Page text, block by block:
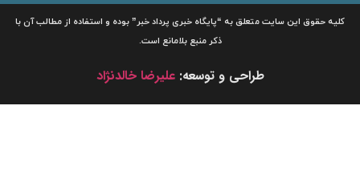
کلیه حقوق این سایت متعلق به“پایگاه خبریپرداد خبر”بوده و استفاده از مطالب آن با
ذکر منبع بلامانع است.
طراحی و توسعه:علیرضا خالدنژاد